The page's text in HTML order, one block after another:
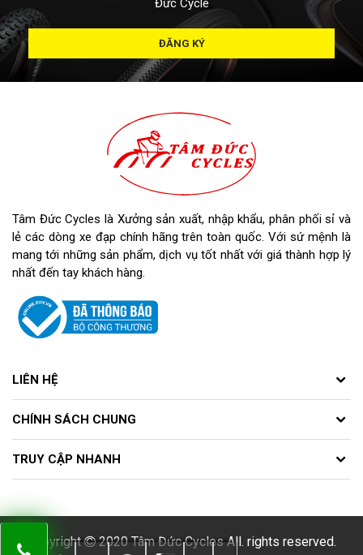
Đức Cycle
ĐĂNG KÝ
Tâm Đức Cycles là Xưởng sản xuất, nhập khẩu, phân phối sỉ và
lẻ các dòng xe đạp chính hãng trên toàn quốc. Với sứ mệnh là
mang tới những sản phẩm, dịch vụ tốt nhất với giá thành hợp lý
nhất đến tay khách hàng.
LIÊN HỆ
CHÍNH SÁCH CHUNG
TRUY CẬP NHANH
Copyright 2020 Tâm Đức Cycles All. rights reserved.